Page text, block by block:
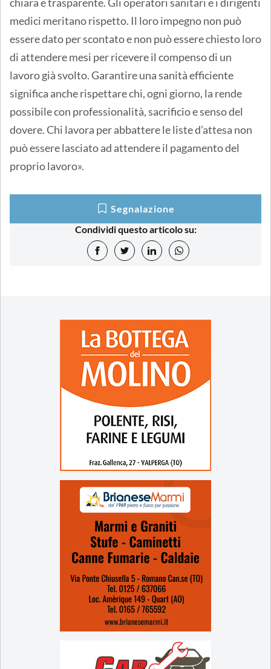
medici meritano rispetto. Il loro impegno non può
essere dato per scontato e non può essere chiesto loro
di attendere mesi per ricevere il compenso di un
lavoro già svolto. Garantire una sanità efficiente
significa anche rispettare chi, ogni giorno, la rende
possibile con professionalità, sacrificio e senso del
dovere. Chi lavora per abbattere le liste d’attesa non
può essere lasciato ad attendere il pagamento del
proprio lavoro».
Segnalazione
Condividi questo articolo su: